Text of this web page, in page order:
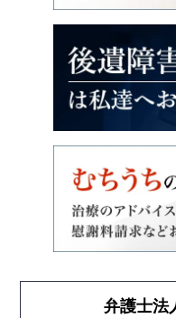
弁護士法